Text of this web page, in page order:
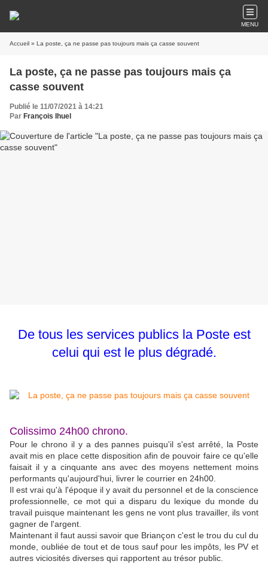
MENU
Accueil » La poste, ça ne passe pas toujours mais ça casse souvent
La poste, ça ne passe pas toujours mais ça
casse souvent
Publié le 11/07/2021 à 14:21
Par François Ihuel
De tous les services publics la Poste est
celui qui est le plus dégradé.
Colissimo 24h00 chrono.
Pour le chrono il y a des pannes puisqu'il s'est arrêté, la Poste
avait mis en place cette disposition afin de pouvoir faire ce qu'elle
faisait il y a cinquante ans avec des moyens nettement moins
performants qu'aujourd'hui, livrer le courrier en 24h00.
Il est vrai qu'à l'époque il y avait du personnel et de la conscience
professionnelle, ce mot qui a disparu du lexique du monde du
travail puisque maintenant les gens ne vont plus travailler, ils vont
gagner de l'argent.
Maintenant il faut aussi savoir que Briançon c'est le trou du cul du
monde, oubliée de tout et de tous sauf pour les impôts, les PV et
autres viciosités diverses qui rapportent au trésor public.